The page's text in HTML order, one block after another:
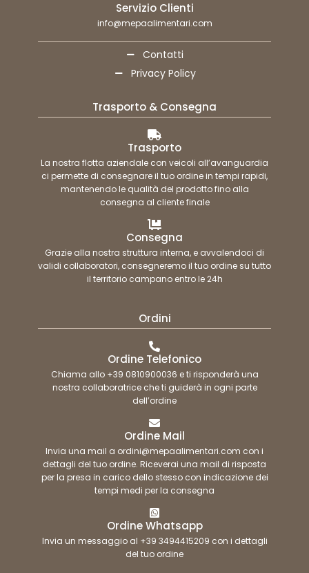
Servizio Clienti
info@mepaalimentari.com
Contatti
Privacy Policy
Trasporto & Consegna
Trasporto
La nostra flotta aziendale con veicoli all’avanguardia
ci permette di consegnare il tuo ordine in tempi rapidi,
mantenendo le qualità del prodotto fino alla
consegna al cliente finale
Consegna
Grazie alla nostra struttura interna, e avvalendoci di
validi collaboratori, consegneremo il tuo ordine su tutto
il territorio campano entro le 24h
Ordini
Ordine Telefonico
Chiama allo +39 0810900036 e ti risponderà una
nostra collaboratrice che ti guiderà in ogni parte
dell’ordine
Ordine Mail
Invia una mail a ordini@mepaalimentari.com con i
dettagli del tuo ordine. Riceverai una mail di risposta
per la presa in carico dello stesso con indicazione dei
tempi medi per la consegna
Ordine Whatsapp
Invia un messaggio al +39 3494415209 con i dettagli
del tuo ordine